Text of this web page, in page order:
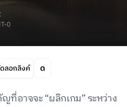
0
ลอกลิงค์
ที่อาจจะ “ผลิกเกม” ระหว่าง